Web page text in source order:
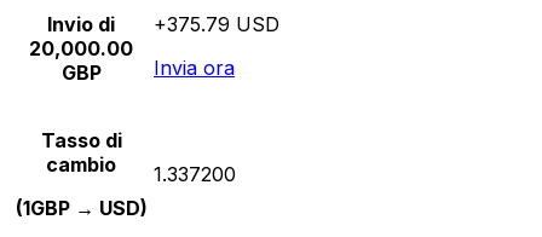
Invio di
20,000.00
GBP
+375.79 USD
Invia ora
Tasso di
cambio
(1GBP → USD)
1.337200